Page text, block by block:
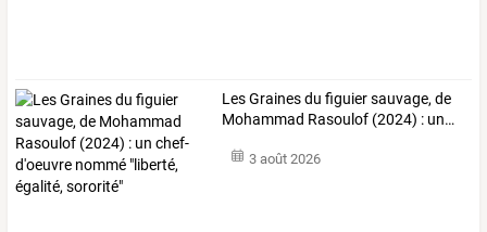
LesGrainesdu figuiersauvage,de
Mohammad Rasoulof (2024) : un…
3 août 2026